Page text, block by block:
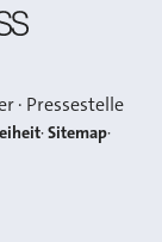
· Pressestelle
Sitemap